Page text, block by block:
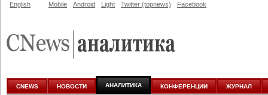
аналитике
English Mobile Android Light Twitter (topnews) Facebook
CNEWS НОВОСТИ АНАЛИТИКА КОНФЕРЕНЦИИ ЖУРНАЛ